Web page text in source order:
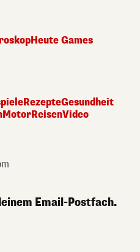
Heute Games
RezepteGesundheit
MotorReisenVideo
Email-Postfach.